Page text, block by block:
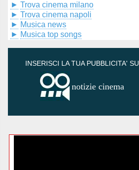
► Trova cinema milano
► Trova cinema napoli
► Musica news
► Musica top songs
INSERISCI LA TUA PUBBLICITA' SU
notizie cinema